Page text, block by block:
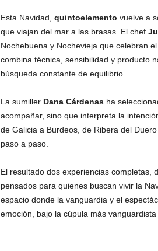
Esta Navidad, quintoelemento vuelve a
que viajan del mar a las brasas. El chef
Nochebuena y Nochevieja que celebran
combina técnica, sensibilidad y producto
búsqueda constante de equilibrio.
La sumiller Dana Cárdenasha
acompañar, sino que interpreta la
de Galicia a Burdeos, de Ribera del
paso a paso.
El resultado dos experiencias completas,
pensados para quienes buscan vivir la
espacio donde la vanguardia y el
emoción, bajo la cúpula más vanguardista